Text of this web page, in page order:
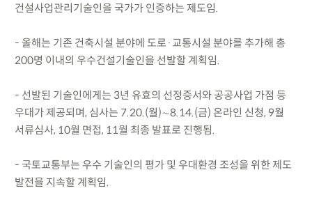
건설사업관리기술인을 국가가 인증하는 제도임.
- 올해는 기존 건축시설 분야에 도로·교통시설 분야를 추가해 총
200명 이내의 우수건설기술인을 선발할 계획임.
- 선발된 기술인에게는 3년 유효의 선정증서와 공공사업 가점 등
우대가 제공되며, 심사는 7.20.(월)∼8.14.(금) 온라인 신청, 9월
서류심사, 10월 면접, 11월 최종 발표로 진행됨.
- 국토교통부는 우수 기술인의 평가 및 우대환경 조성을 위한 제도
발전을 지속할 계획임.